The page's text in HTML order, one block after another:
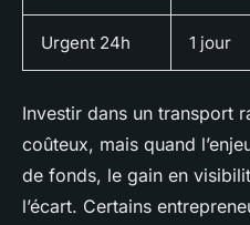
Urgent 24h 1 jour
Investir dans un transport
coûteux, mais quand
de fonds, le gain en
l’écart. Certains